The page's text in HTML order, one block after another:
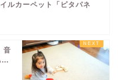
ルカーペット「ピタパネ
音